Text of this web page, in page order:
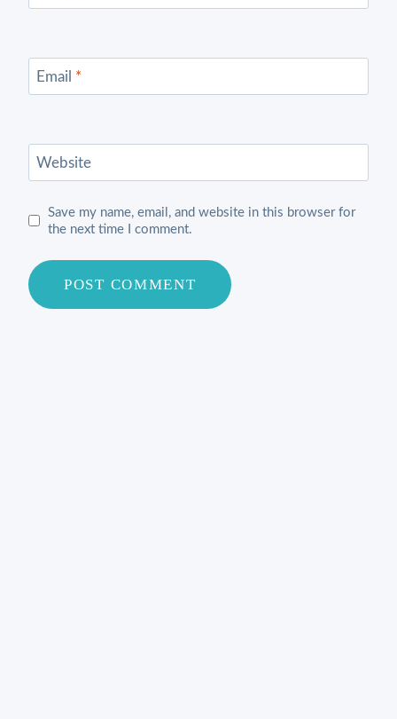
Email *
Website
Save my name, email, and website in this browser for
the next time I comment.